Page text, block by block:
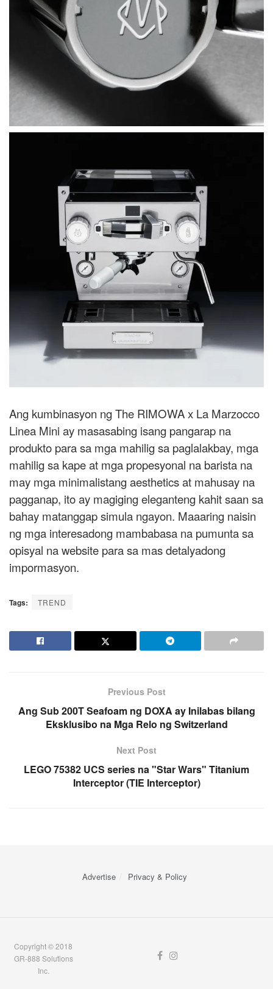
Ang kumbinasyon ng The RIMOWA x La Marzocco
Linea Mini ay masasabing isang pangarap na
produkto para sa mga mahilig sa paglalakbay, mga
mahilig sa kape at mga propesyonal na barista na
may mga minimalistang aesthetics at mahusay na
pagganap, ito ay magiging eleganteng kahit saan sa
bahay matanggap simula ngayon. Maaaring naisin
ng mga interesadong mambabasa na pumunta sa
opisyal na website para sa mas detalyadong
impormasyon.
Tags: TREND
Previous Post
Ang Sub 200T Seafoam ng DOXA ay Inilabas bilang
Eksklusibo na Mga Relo ng Switzerland
Next Post
LEGO 75382 UCS series na "Star Wars" Titanium
Interceptor (TIE Interceptor)
Advertise Privacy & Policy
Copyright © 2018
GR-888 Solutions
Inc.